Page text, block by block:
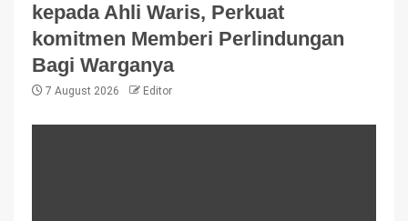
kepada Ahli Waris, Perkuat
komitmen Memberi Perlindungan
Bagi Warganya
7 August 2026 Editor